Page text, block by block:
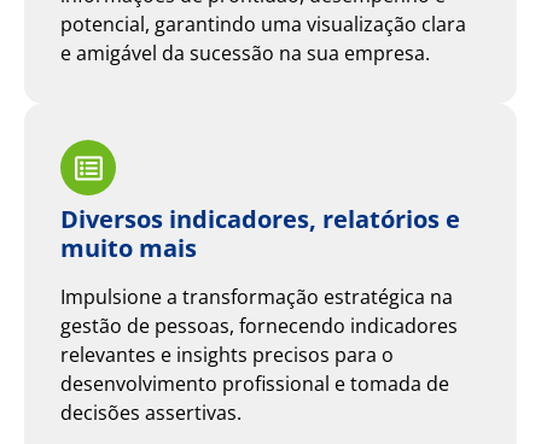
potencial, garantindo uma visualização clara
e amigável da sucessão na sua empresa.
Diversos indicadores, relatórios e
muito mais
Impulsione a transformação estratégica na
gestão de pessoas, fornecendo indicadores
relevantes e insights precisos para o
desenvolvimento profissional e tomada de
decisões assertivas.